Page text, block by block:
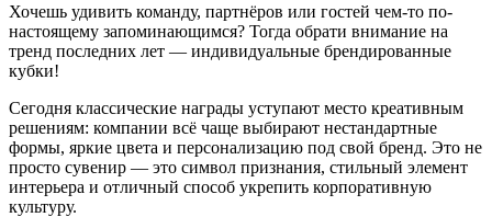
Хочешь удивить команду, партнёров или гостей чем-то по-
настоящему запоминающимся? Тогда обрати внимание на
тренд последних лет — индивидуальные брендированные
кубки!
Сегодня классические награды уступают место креативным
решениям: компании всё чаще выбирают нестандартные
формы, яркие цвета и персонализацию под свой бренд. Это не
просто сувенир — это символ признания, стильный элемент
интерьера и отличный способ укрепить корпоративную
культуру.